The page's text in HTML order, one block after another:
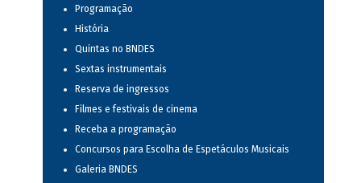
Programação
História
Quintas no BNDES
Sextas instrumentais
Reserva de ingressos
Filmes e festivais de cinema
Receba a programação
Concursos para Escolha de Espetáculos Musicais
Galeria BNDES